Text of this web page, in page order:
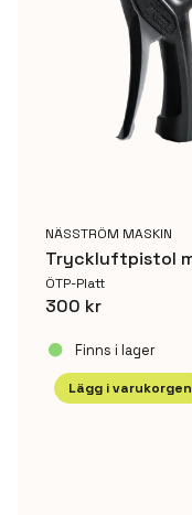
NÄSSTRÖM MASKIN
ÖTP-Platt
300 kr
Finns i lager
Lägg i varukorgen